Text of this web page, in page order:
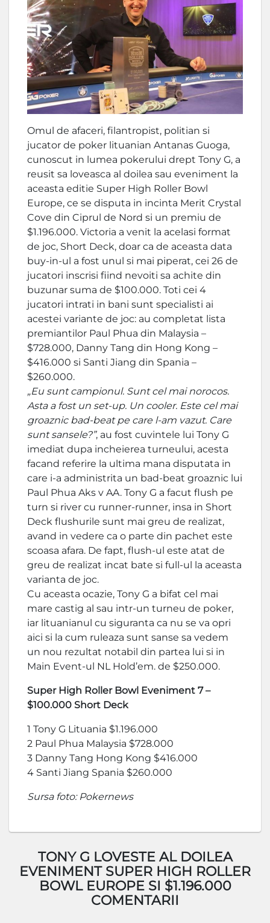
Omul de afaceri, filantropist, politian si
jucator de poker lituanian Antanas Guoga,
cunoscut in lumea pokerului drept Tony G, a
reusit sa loveasca al doilea sau eveniment la
aceasta editie Super High Roller Bowl
Europe, ce se disputa in incinta Merit Crystal
Cove din Ciprul de Nord si un premiu de
$1.196.000. Victoria a venit la acelasi format
de joc, Short Deck, doar ca de aceasta data
buy-in-ul a fost unul si mai piperat, cei 26 de
jucatori inscrisi fiind nevoiti sa achite din
buzunar suma de $100.000. Toti cei 4
jucatori intrati in bani sunt specialisti ai
acestei variante de joc: au completat lista
premiantilor Paul Phua din Malaysia –
$728.000, Danny Tang din Hong Kong –
$416.000 si Santi Jiang din Spania –
$260.000.
„Eu sunt campionul. Sunt cel mai norocos.
Asta a fost un set-up. Un cooler. Este cel mai
groaznic bad-beat pe care l-am vazut. Care
sunt sansele?”, au fost cuvintele lui Tony G
imediat dupa incheierea turneului, acesta
facand referire la ultima mana disputata in
care i-a administrita un bad-beat groaznic lui
Paul Phua Aks v AA. Tony G a facut flush pe
turn si river cu runner-runner, insa in Short
Deck flushurile sunt mai greu de realizat,
avand in vedere ca o parte din pachet este
scoasa afara. De fapt, flush-ul este atat de
greu de realizat incat bate si full-ul la aceasta
varianta de joc.
Cu aceasta ocazie, Tony G a bifat cel mai
mare castig al sau intr-un turneu de poker,
iar lituanianul cu siguranta ca nu se va opri
aici si la cum ruleaza sunt sanse sa vedem
un nou rezultat notabil din partea lui si in
Main Event-ul NL Hold’em. de $250.000.
Super High Roller Bowl Eveniment 7 –
$100.000 Short Deck
1 Tony G Lituania $1.196.000
2 Paul Phua Malaysia $728.000
3 Danny Tang Hong Kong $416.000
4 Santi Jiang Spania $260.000
Sursa foto: Pokernews
TONY G LOVESTE AL DOILEA
EVENIMENT SUPER HIGH ROLLER
BOWL EUROPE SI $1.196.000
COMENTARII